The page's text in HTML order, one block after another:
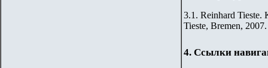
3.1. Reinhard Tieste.
Tieste, Bremen, 2007.
4. Ссылки